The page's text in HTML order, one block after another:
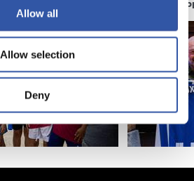
Allow all
Allow selection
Deny
GALERIE DE